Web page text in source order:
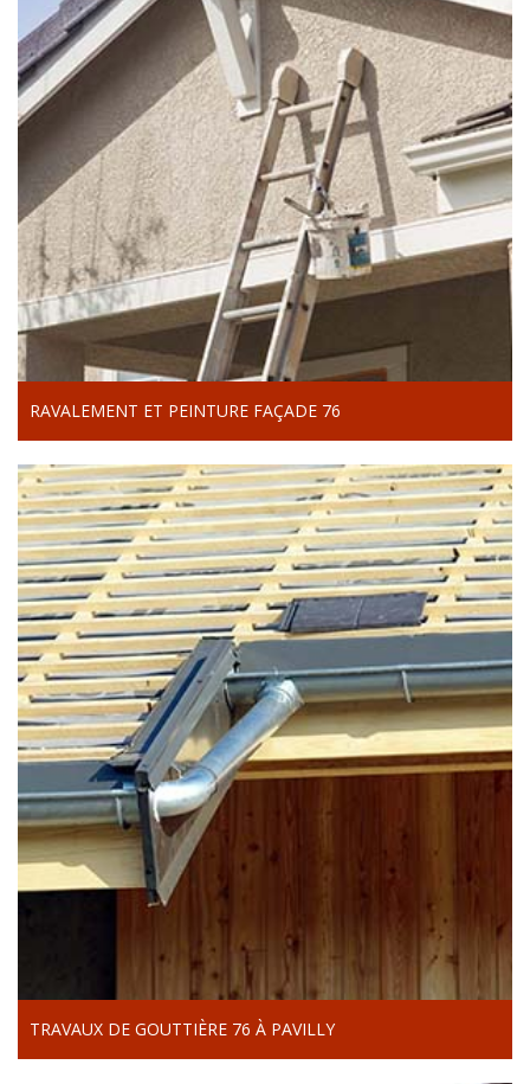
RAVALEMENT ET PEINTURE FAÇADE 76
TRAVAUX DE GOUTTIÈRE 76 À PAVILLY